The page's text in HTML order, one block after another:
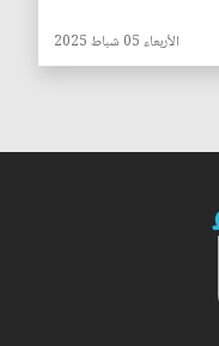
الأربعاء 05 شباط 2025